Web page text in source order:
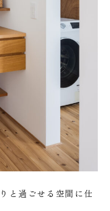
と過ごせる空間に仕